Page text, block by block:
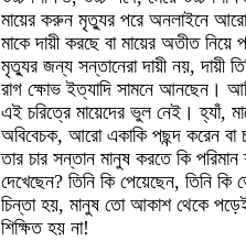
মায়ের করুন মৃত্যুর পরে অনলাইনে আরো
মাকে দায়ী করছে বা মায়ের অতীত
মৃত্যুর জন্য সন্তানেরা দায়ী নয়, দায়ী
রাগ ক্ষোভ ইত্যাদি সামনে আনছেন।
এই চরিত্রে মায়েদের ভুল নেই। হ্যাঁ,
অবিবেচক, আরো একাকি পছন্দ করেন
তার চার সন্তান মানুষ করতে কি
দেখেছেন? তিনি কি পেয়েছেন, তিনি
চিন্তা হয়, মানুষ তো আকাশ থেকে
শিক্ষিত হয় না!